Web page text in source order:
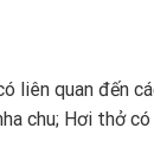
liên quan đến
chu; Hơi thở có